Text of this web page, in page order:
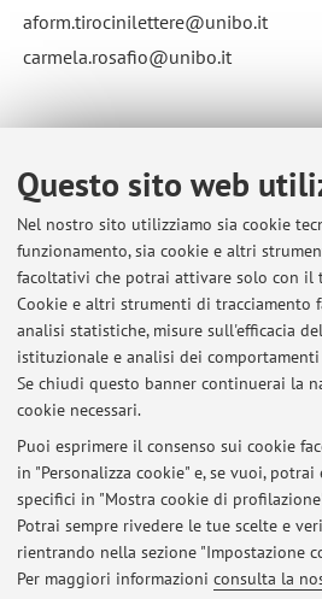
Questo sito web
Nel nostro sito utilizziamo sia cookie
funzionamento, sia cookie e altri
facoltativi che potrai attivare solo con il
Cookie e altri strumenti di tracciamento
analisi statistiche, misure sull'efficacia
istituzionale e analisi dei
Se chiudi questo banner continuerai la
cookie necessari.
Puoi esprimere il consenso sui cookie
in "Personalizza cookie" e, se vuoi,
specifici in "Mostra cookie di
Potrai sempre rivedere le tue scelte e
rientrando nella sezione "Impostazione
Per maggiori informazioni consulta la
aform.tirocinilettere@unibo.it
carmela.rosafio@unibo.it
Pubblicato il: 01 settembre 2024
Ultimi avvisi
Lunedì 22 settembre - adesione sciopero
Pubblicato il: 20 settembre 2025
Storia delle Religioni fino all'a.a. 24/25
Pubblicato il: 18 settembre 2025
TIROCINIO verbalizzazione
Pubblicato il: 18 luglio 2025